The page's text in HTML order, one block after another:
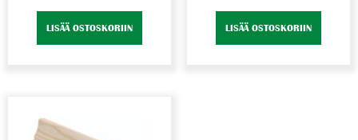
LISÄÄ OSTOSKORIIN LISÄÄ OSTOSKORIIN